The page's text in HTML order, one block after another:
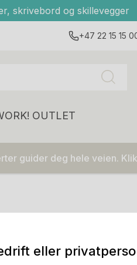
skrivebord og skillevegger
+47 22 15 15
OUTLET
guider deg hele veien.
eller